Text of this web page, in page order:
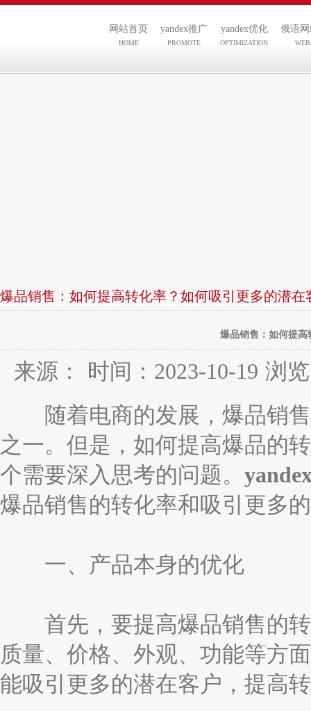
网站首页
HOME
yandex推广
PROMOTE
yandex优化
OPTIMIZATION
俄语
爆品销售：如何提高转化率？如何吸引更多的潜在
爆品销售：如何提
来源： 时间：2023-10-19 浏
随着电商的发展，爆品销售
之一。但是，如何提高爆品的
个需要深入思考的问题。
爆品销售的转化率和吸引更多
一、产品本身的优化
首先，要提高爆品销售的转
质量、价格、外观、功能等方
能吸引更多的潜在客户，提高